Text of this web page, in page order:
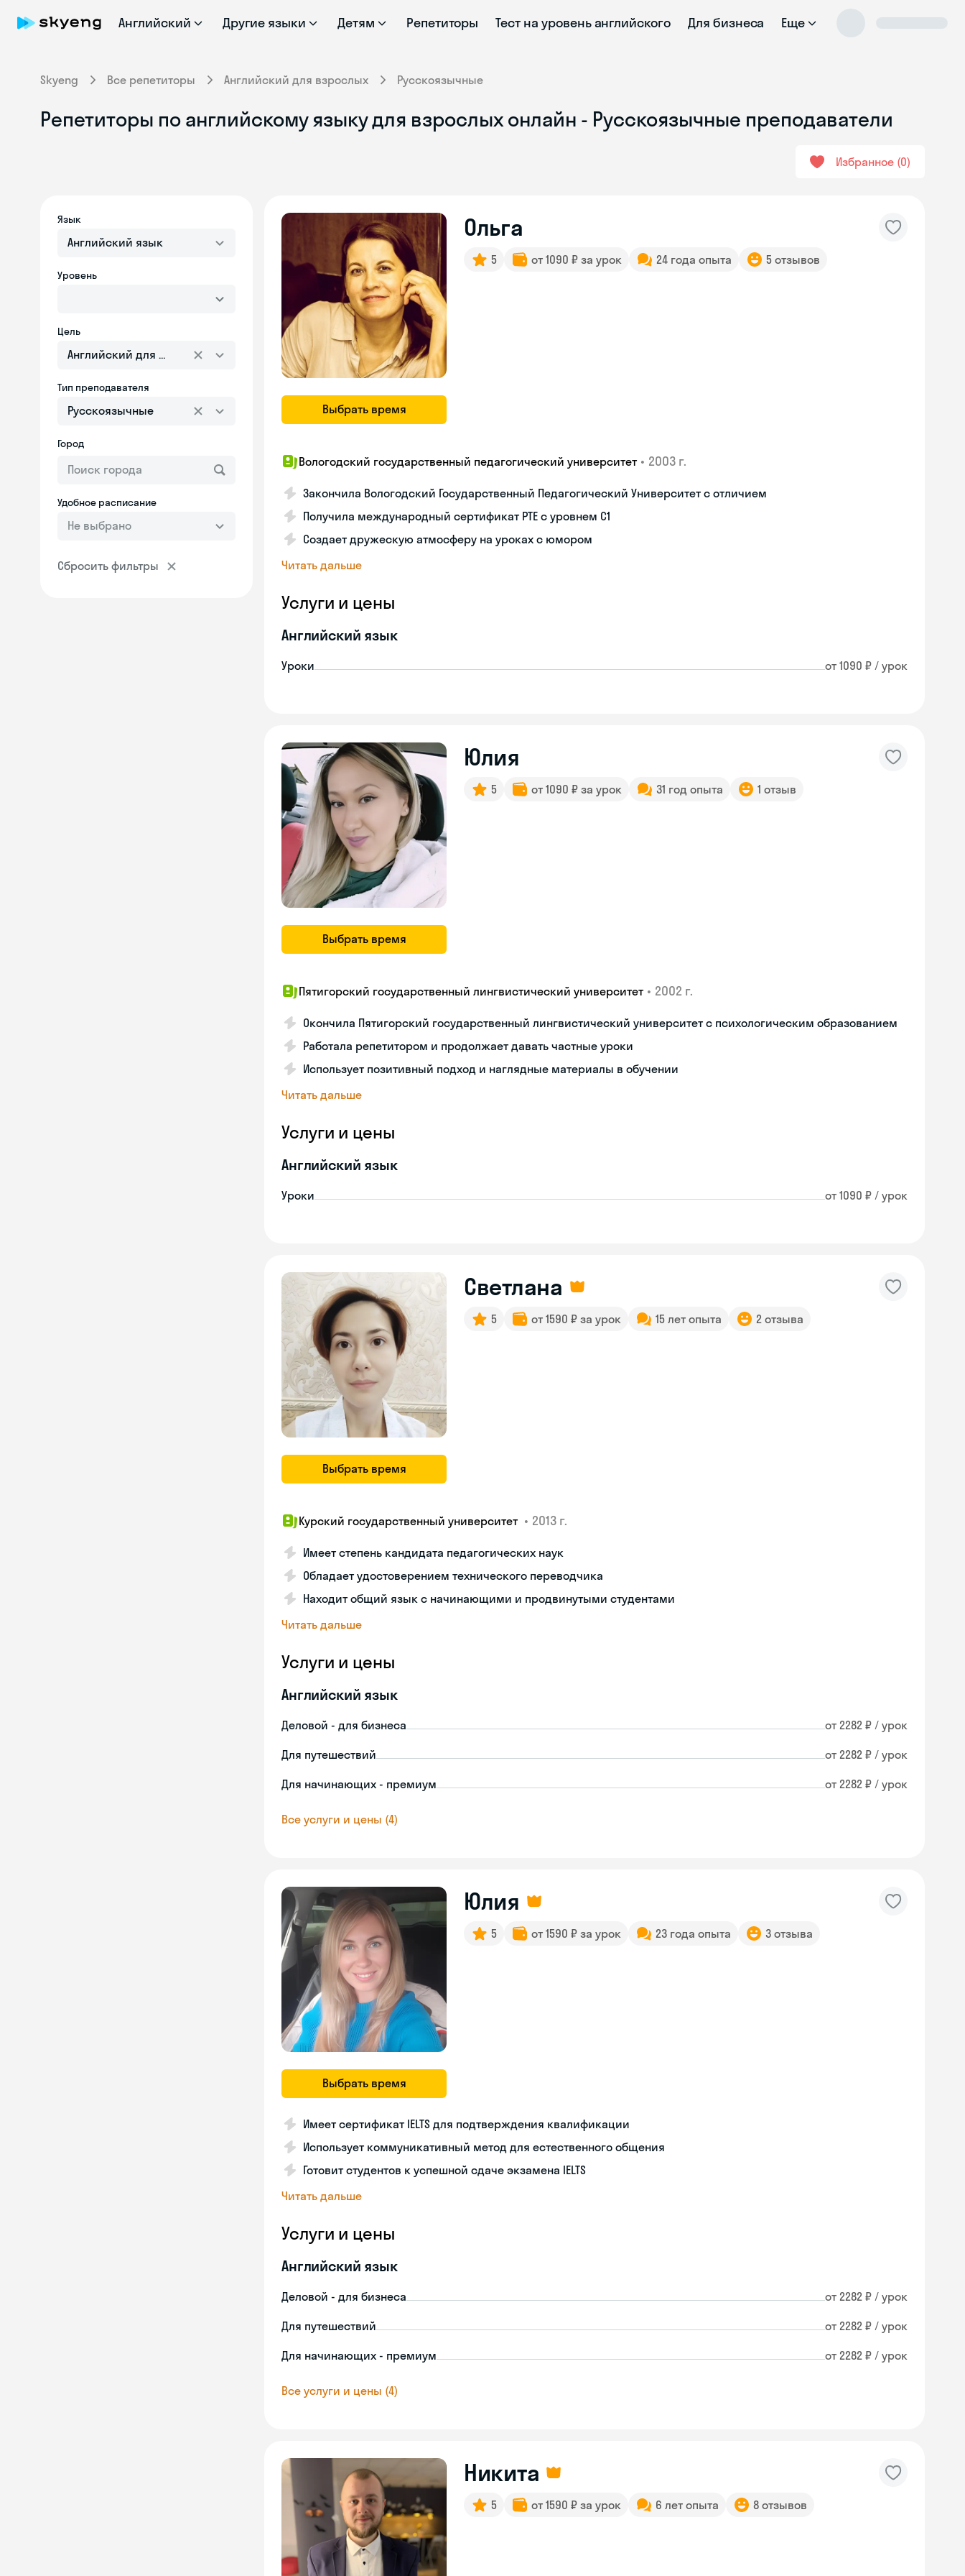
Английский Другие языки Детям Репетиторы Тест на уровень английского Для бизнеса Еще
Skyeng Все репетиторы Английский для взрослых Русскоязычные
Репетиторы по английскому языку для взрослых онлайн - Русскоязычные преподаватели
Избранное 0
Язык
Английский язык
Уровень
Цель
Английский для взрослых
Тип преподавателя
Русскоязычные
Город
Удобное расписание
Не выбрано
Сбросить фильтры
Выбрать время
Ольга
5 от 1090 ₽ за урок 24 года опыта 5 отзывов
Вологодский государственный педагогический университет • 2003 г.
Закончила Вологодский Государственный Педагогический Университет с отличием
Получила международный сертификат PTE с уровнем C1
Создает дружескую атмосферу на уроках с юмором
Читать дальше
Услуги и цены
Английский язык
Уроки от 1090 ₽ / урок
Выбрать время
Юлия
5 от 1090 ₽ за урок 31 год опыта 1 отзыв
Пятигорский государственный лингвистический университет • 2002 г.
Окончила Пятигорский государственный лингвистический университет с психологическим образованием
Работала репетитором и продолжает давать частные уроки
Использует позитивный подход и наглядные материалы в обучении
Читать дальше
Услуги и цены
Английский язык
Уроки от 1090 ₽ / урок
Выбрать время
Светлана
5 от 1590 ₽ за урок 15 лет опыта 2 отзыва
Курский государственный университет • 2013 г.
Имеет степень кандидата педагогических наук
Обладает удостоверением технического переводчика
Находит общий язык с начинающими и продвинутыми студентами
Читать дальше
Услуги и цены
Английский язык
Деловой - для бизнеса от 2282 ₽ / урок
Для путешествий от 2282 ₽ / урок
Для начинающих - премиум от 2282 ₽ / урок
Все услуги и цены (4)
Выбрать время
Юлия
5 от 1590 ₽ за урок 23 года опыта 3 отзыва
Имеет сертификат IELTS для подтверждения квалификации
Использует коммуникативный метод для естественного общения
Готовит студентов к успешной сдаче экзамена IELTS
Читать дальше
Услуги и цены
Английский язык
Деловой - для бизнеса от 2282 ₽ / урок
Для путешествий от 2282 ₽ / урок
Для начинающих - премиум от 2282 ₽ / урок
Все услуги и цены (4)
Никита
5 от 1590 ₽ за урок 6 лет опыта 8 отзывов